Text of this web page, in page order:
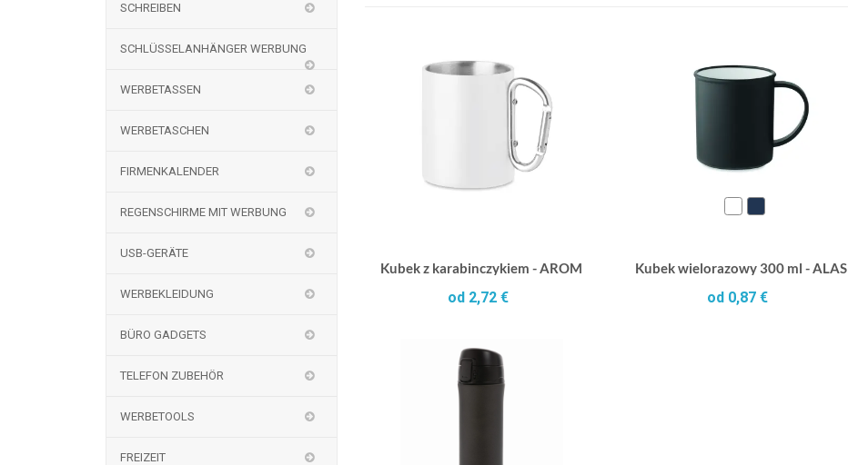
SCHREIBEN
SCHLÜSSELANHÄNGER WERBUNG
WERBETASSEN
WERBETASCHEN
FIRMENKALENDER
REGENSCHIRME MIT WERBUNG
USB-GERÄTE
WERBEKLEIDUNG
BÜRO GADGETS
TELEFON ZUBEHÖR
WERBETOOLS
FREIZEIT
Kubek z karabinczykiem - AROM
od 2,72 €
Kubek wielorazowy 300 ml - ALAS
od 0,87 €